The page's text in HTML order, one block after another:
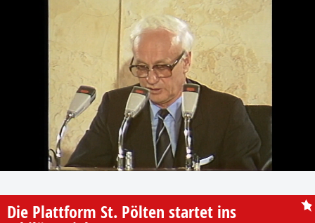
Die Plattform St. Pölten startet ins